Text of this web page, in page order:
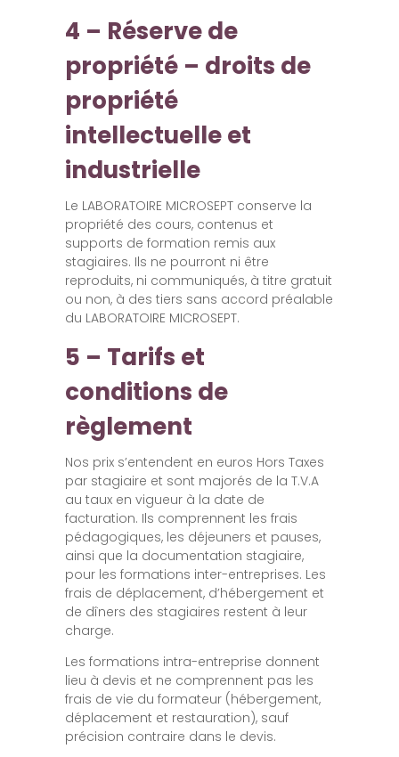
4 – Réserve de
propriété – droits de
propriété
intellectuelle et
industrielle
Le LABORATOIRE MICROSEPT conserve la
propriété des cours, contenus et
supports de formation remis aux
stagiaires. Ils ne pourront ni être
reproduits, ni communiqués, à titre gratuit
ou non, à des tiers sans accord préalable
du LABORATOIRE MICROSEPT.
5 – Tarifs et
conditions de
règlement
Nos prix s’entendent en euros Hors Taxes
par stagiaire et sont majorés de la T.V.A
au taux en vigueur à la date de
facturation. Ils comprennent les frais
pédagogiques, les déjeuners et pauses,
ainsi que la documentation stagiaire,
pour les formations inter-entreprises. Les
frais de déplacement, d’hébergement et
de dîners des stagiaires restent à leur
charge.
Les formations intra-entreprise donnent
lieu à devis et ne comprennent pas les
frais de vie du formateur (hébergement,
déplacement et restauration), sauf
précision contraire dans le devis.